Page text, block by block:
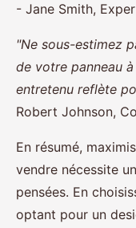
- Jane Smith,
"Ne sous-estimez
de votre panneau
entretenu reflète
Robert Johnson,
En résumé,
vendre nécessite
pensées. En
optant pour un